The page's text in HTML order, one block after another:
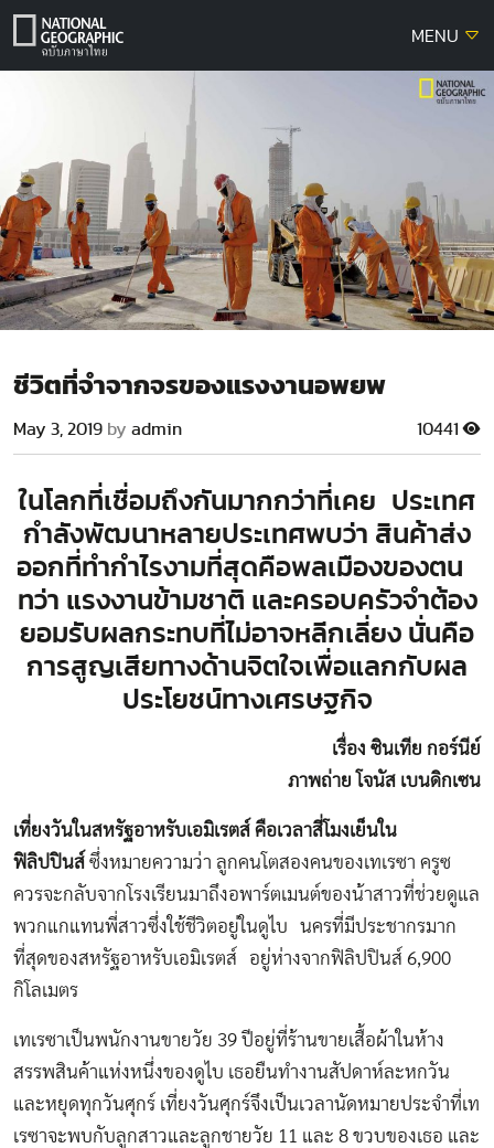
Skip
MENU
ชีวิตที่จำจากจรของแรงงานอพยพ
May 3, 2019 by admin 10441
ในโลกที่เชื่อมถึงกันมากกว่าที่เคย ประเทศ
กำลังพัฒนาหลายประเทศพบว่า สินค้าส่ง
ออกที่ทำกำไรงามที่สุดคือพลเมืองของตน
ทว่า แรงงานข้ามชาติ และครอบครัวจำต้อง
ยอมรับผลกระทบที่ไม่อาจหลีกเลี่ยง นั่นคือ
การสูญเสียทางด้านจิตใจเพื่อแลกกับผล
ประโยชน์ทางเศรษฐกิจ
เรื่อง ซินเทีย กอร์นีย์
ภาพถ่าย โจนัส เบนดิกเซน
เที่ยงวันในสหรัฐอาหรับเอมิเรตส์ คือเวลาสี่โมงเย็นใน
ฟิลิปปินส์ ซึ่งหมายความว่า ลูกคนโตสองคนของเทเรซา ครูซ
ควรจะกลับจากโรงเรียนมาถึงอพาร์ตเมนต์ของน้าสาวที่ช่วยดูแล
พวกแกแทนพี่สาวซึ่งใช้ชีวิตอยู่ในดูไบ นครที่มีประชากรมาก
ที่สุดของสหรัฐอาหรับเอมิเรตส์ อยู่ห่างจากฟิลิปปินส์ 6,900
กิโลเมตร
เทเรซาเป็นพนักงานขายวัย 39 ปีอยู่ที่ร้านขายเสื้อผ้าในห้าง
สรรพสินค้าแห่งหนึ่งของดูไบ เธอยืนทำงานสัปดาห์ละหกวัน
และหยุดทุกวันศุกร์ เที่ยงวันศุกร์จึงเป็นเวลานัดหมายประจำที่เท
เรซาจะพบกับลูกสาวและลูกชายวัย 11 และ 8 ขวบของเธอ และ